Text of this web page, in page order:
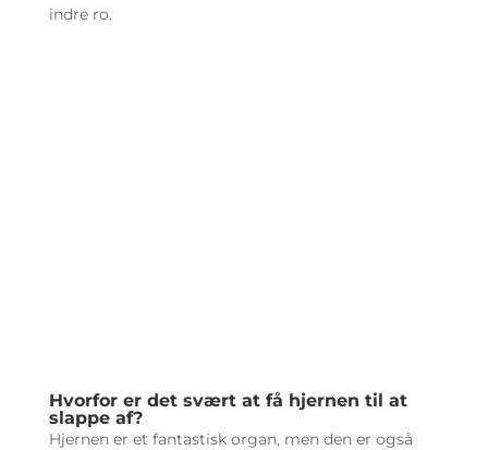
indre ro.
Hvorfor er det svært at få hjernen til at
slappe af?
Hjernen er et fantastisk organ, men den er også